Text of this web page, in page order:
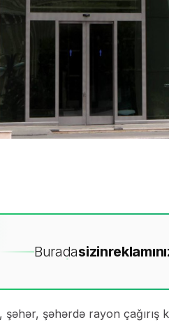
Buradasizin
şəhərdə rayon çağırış